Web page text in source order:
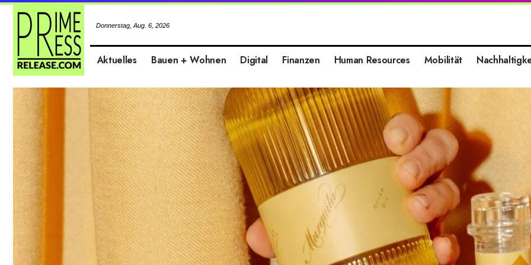
Donnerstag, Aug. 6, 2026
Aktuelles Bauen + Wohnen Digital Finanzen Human Resources Mobilität